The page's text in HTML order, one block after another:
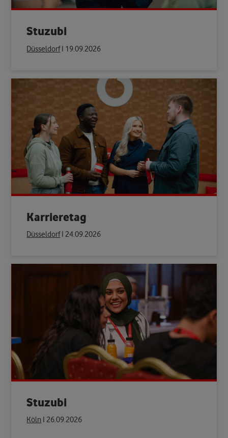
Stuzubi
DüsseldorfΙ 19.09.2026
Karrieretag
DüsseldorfΙ 24.09.2026
Stuzubi
Köln Ι 26.09.2026